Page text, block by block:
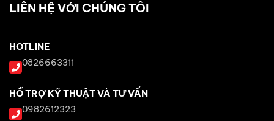
LIÊN HỆ VỚI CHÚNG TÔI
HOTLINE
0826663311
HỖ TRỢ KỸ THUẬT VÀ TƯ VẤN
0982612323